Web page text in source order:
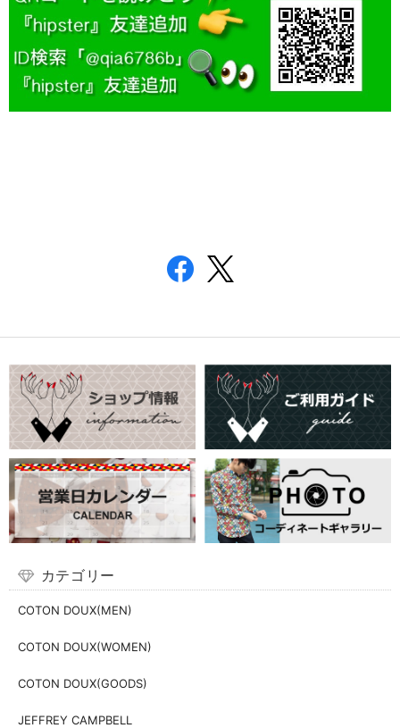
カテゴリー
COTON DOUX(MEN)
COTON DOUX(WOMEN)
COTON DOUX(GOODS)
JEFFREY CAMPBELL